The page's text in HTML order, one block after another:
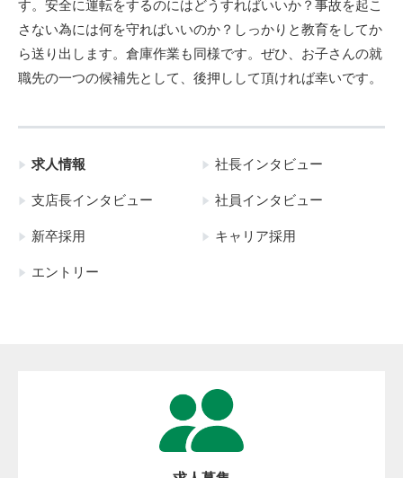
す。安全に運転をするのにはどうすればいいか？事故を起こ
さない為には何を守ればいいのか？しっかりと教育をしてか
ら送り出します。倉庫作業も同様です。ぜひ、お子さんの就
職先の一つの候補先として、後押しして頂ければ幸いです。
求人情報 社長インタビュー
支店長インタビュー 社員インタビュー
新卒採用 キャリア採用
エントリー